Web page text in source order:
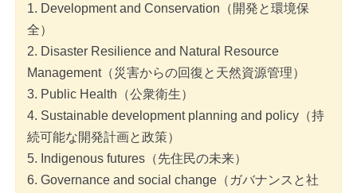
1. Development and Conservation（開発と環境保
全）
2. Disaster Resilience and Natural Resource
Management（災害からの回復と天然資源管理）
3. Public Health（公衆衛生）
4. Sustainable development planning and policy（持
続可能な開発計画と政策）
5. Indigenous futures（先住民の未来）
6. Governance and social change（ガバナンスと社